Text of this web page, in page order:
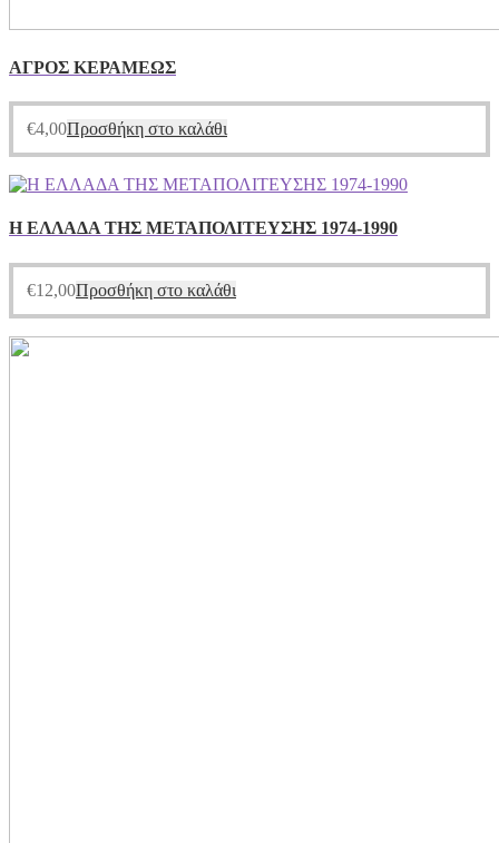
ΑΓΡΟΣ ΚΕΡΑΜΕΩΣ
€4,00Προσθήκη στο καλάθι
Η ΕΛΛΑΔΑ ΤΗΣ ΜΕΤΑΠΟΛΙΤΕΥΣΗΣ 1974-1990
€12,00Προσθήκη στο καλάθι